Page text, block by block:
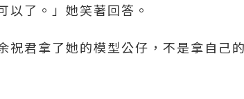
以了。」她笑著回答。
祝君拿了她的模型公仔，不是拿自己